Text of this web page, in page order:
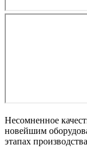
Несомненное
новейшим
этапах